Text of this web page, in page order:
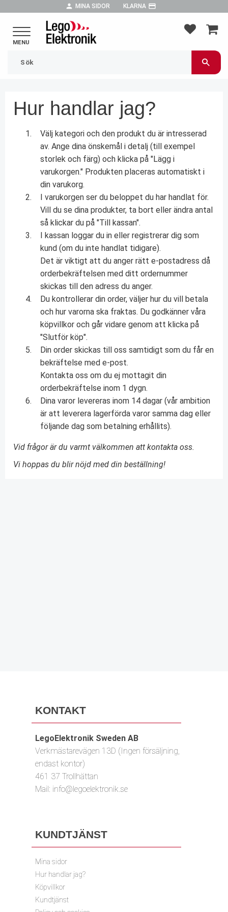
person MINA SIDOR KLARNA payment
Hur handlar jag?
Välj kategori och den produkt du är intresserad
av. Ange dina önskemål i detalj (till exempel
storlek och färg) och klicka på "Lägg i
varukorgen." Produkten placeras automatiskt i
din varukorg.
I varukorgen ser du beloppet du har handlat för.
Vill du se dina produkter, ta bort eller ändra antal
så klickar du på "Till kassan".
I kassan loggar du in eller registrerar dig som
kund (om du inte handlat tidigare).
Det är viktigt att du anger rätt e-postadress då
orderbekräftelsen med ditt ordernummer
skickas till den adress du anger.
Du kontrollerar din order, väljer hur du vill betala
och hur varorna ska fraktas. Du godkänner våra
köpvillkor och går vidare genom att klicka på
"Slutför köp".
Din order skickas till oss samtidigt som du får en
bekräftelse med e-post.
Kontakta oss om du ej mottagit din
orderbekräftelse inom 1 dygn.
Dina varor levereras inom 14 dagar (vår ambition
är att leverera lagerförda varor samma dag eller
följande dag som betalning erhållits).
Vid frågor är du varmt välkommen att kontakta oss.
Vi hoppas du blir nöjd med din beställning!
KONTAKT
LegoElektronik Sweden AB
Verkmästarevägen 13D (Ingen försäljning,
endast kontor)
461 37 Trollhättan
Mail: info@legoelektronik.se
KUNDTJÄNST
Mina sidor
Hur handlar jag?
Köpvillkor
Kundtjänst